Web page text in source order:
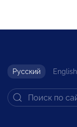
Русский English